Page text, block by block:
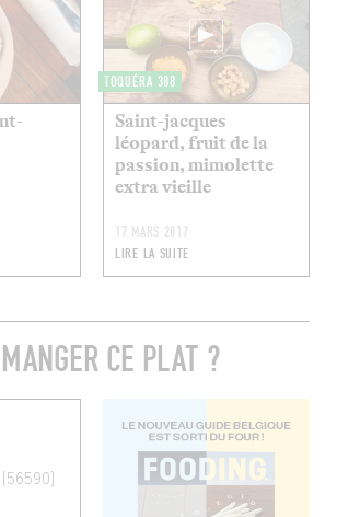
TOQUÉRA 388
Saint-jacques
léopard, fruit de la
passion, mimolette
extra vieille
17 MARS 2017
LIRE LA SUITE
CE PLAT ?